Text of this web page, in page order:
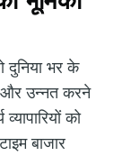
दुनिया भर के
और उन्नत करने
को
बाजार